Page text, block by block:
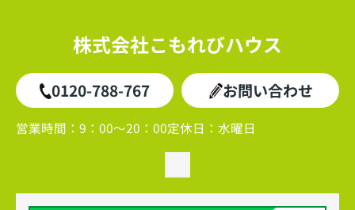
株式会社こもれびハウス
0120-788-767 お問い合わせ
営業時間： 9：00～20：00定休日： 水曜日